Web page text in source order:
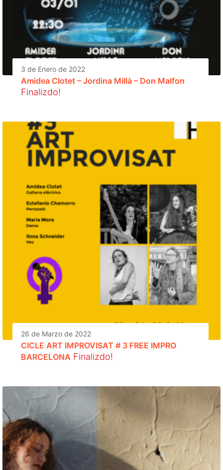
3 de Enero de 2022
Amidea Clotet – Jordina Millà – Don Malfon
Finalizdo!
26 de Marzo de 2022
CICLE ART IMPROVISAT # 3 FREE IMPRO
BARCELONA Finalizdo!